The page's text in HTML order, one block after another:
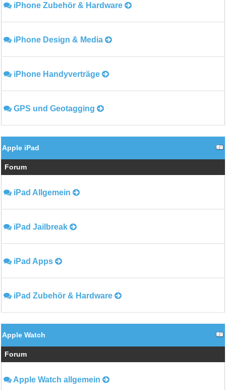
iPhone Zubehör & Hardware
iPhone Design & Media
iPhone Handyverträge
GPS und Geotagging
Apple iPad
Forum
iPad Allgemein
iPad Jailbreak
iPad Apps
iPad Zubehör & Hardware
Apple Watch
Forum
Apple Watch allgemein